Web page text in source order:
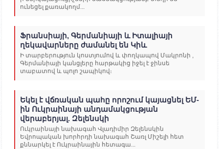
ունեցել քառակողմ...
Ֆրանսիայի, Գերմանիայի և Իտալիայի
ղեկավարները ժամանել են Կիև
Ի տարբերություն կոստյումով և փողկապով Մակրոնի ,
Գերմանիայի կանցլերը հարթակից իջել է ջինսե
տաբատով և պոլո շապիկով։
Եկել է վճռական պահը որոշում կայացնել ԵՄ-
ին Ուկրաինայի անդամակցության
վերաբերյալ. Զելենսկի
Ուկրաինայի նախագահ Վլադիմիր Զելենսկին
Եվրոպական խորհրդի նախագահ Շառլ Միշելի հետ
քննարկել է Ուկրաինային հետագա...